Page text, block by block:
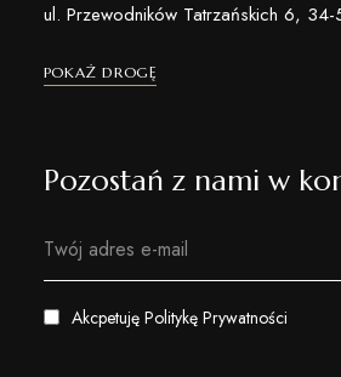
ul. Przewodników Tatrzańskich 6,
POKAŻ DROGĘ
Pozostań z nami w
Akcpetuję Politykę Prywatności